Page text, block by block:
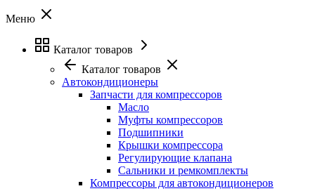
Меню
Каталог товаров
Каталог товаров
Автокондиционеры
Запчасти для компрессоров
Масло
Муфты компрессоров
Подшипники
Крышки компрессора
Регулирующие клапана
Сальники и ремкомплекты
Компрессоры для автокондиционеров